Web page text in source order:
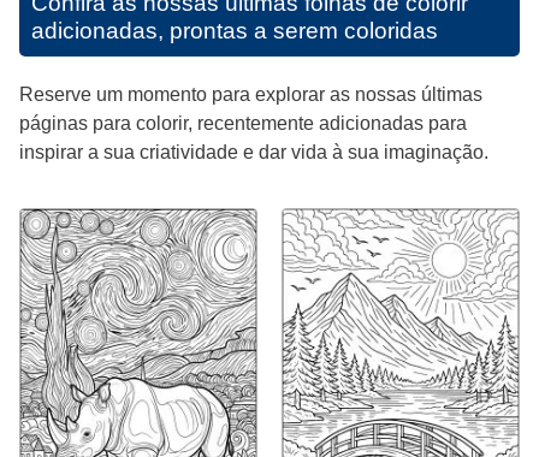
adicionadas, prontas a serem coloridas
Reserve um momento para explorar as nossas últimas
páginas para colorir, recentemente adicionadas para
inspirar a sua criatividade e dar vida à sua imaginação.